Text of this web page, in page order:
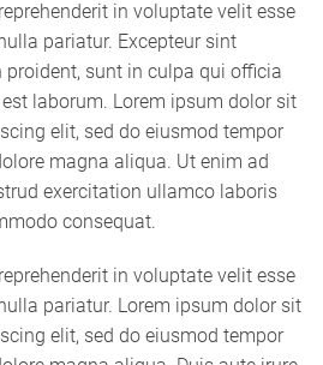
in voluptate velit esse
pariatur. Excepteur sint
sunt in culpa qui officia
laborum. Lorem ipsum dolor sit
elit, sed do eiusmod tempor
magna aliqua. Ut enim ad
exercitation ullamco laboris
consequat.
in voluptate velit esse
pariatur. Lorem ipsum dolor sit
elit, sed do eiusmod tempor